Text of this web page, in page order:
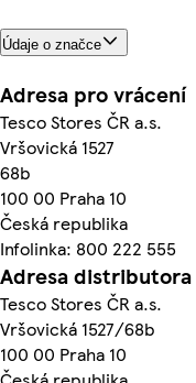
Údaje o značce
Adresa pro vrácení
Tesco Stores ČR a.s.
Vršovická 1527
68b
100 00 Praha 10
Česká republika
Infolinka: 800 222 555
Adresa distributora
Tesco Stores ČR a.s.
Vršovická 1527/68b
100 00 Praha 10